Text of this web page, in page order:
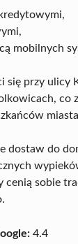
mobilnych
się przy ulicy
co
dostaw do
cenią sobie
4.4